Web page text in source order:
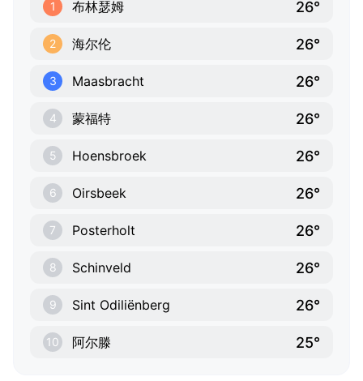
1 布林瑟姆 26°
2 海尔伦 26°
3 Maasbracht 26°
4 蒙福特 26°
5 Hoensbroek 26°
6 Oirsbeek 26°
7 Posterholt 26°
8 Schinveld 26°
9 Sint Odiliënberg 26°
10 阿尔滕 25°